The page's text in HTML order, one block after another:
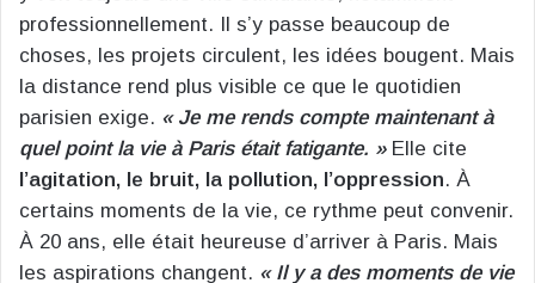
professionnellement. Il s’y passe beaucoup de
choses, les projets circulent, les idées bougent. Mais
la distance rend plus visible ce que le quotidien
parisien exige. « Je me rends compte maintenant à
quel point la vie à Paris était fatigante. »Elle cite
l’agitation, le bruit, la pollution, l’oppression. À
certains moments de la vie, ce rythme peut convenir.
À 20 ans, elle était heureuse d’arriver à Paris. Mais
les aspirations changent. « Il y a des moments de vie